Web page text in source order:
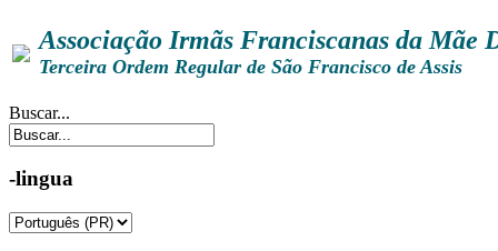
Associação Irmãs Franciscanas da Mãe
Terceira Ordem Regular de São Francisco de Assis
Buscar...
-lingua